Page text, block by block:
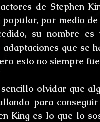
Officium
Los últimos
est Ensayos
de Stephen
por medio
su nombre
que se
esto no siempre
olvidar que
para
King es lo que lo